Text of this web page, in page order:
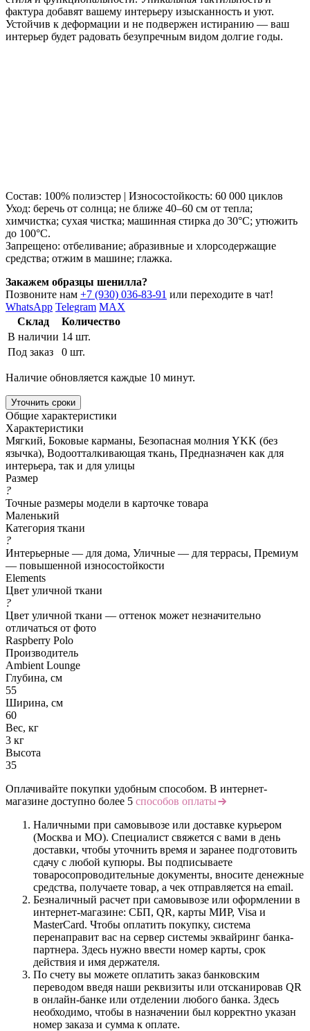
фактура добавят вашему интерьеру изысканность и уют.
Устойчив к деформации и не подвержен истиранию — ваш
интерьер будет радовать безупречным видом долгие годы.
Состав: 100% полиэстер | Износостойкость: 60 000 циклов
Уход: беречь от солнца; не ближе 40–60 см от тепла;
химчистка; сухая чистка; машинная стирка до 30°C; утюжить
до 100°C.
Запрещено: отбеливание; абразивные и хлорсодержащие
средства; отжим в машине; глажка.
Закажем образцы шенилла?
Позвоните нам +7 (930) 036-83-91 или переходите в чат!
WhatsApp Telegram MAX
Склад
Количество
В наличии 14 шт.
Под заказ
0 шт.
Наличие обновляется каждые 10 минут.
Уточнить сроки
Общие характеристики
Характеристики
Мягкий, Боковые карманы, Безопасная молния YKK (без
язычка), Водоотталкивающая ткань, Предназначен как для
интерьера, так и для улицы
Размер
?
Точные размеры модели в карточке товара
Маленький
Категория ткани
?
Интерьерные — для дома, Уличные — для террасы, Премиум
— повышенной износостойкости
Elements
Цвет уличной ткани
?
Цвет уличной ткани — оттенок может незначительно
отличаться от фото
Raspberry Polo
Производитель
Ambient Lounge
Глубина, см
55
Ширина, см
60
Вес, кг
3 кг
Высота
35
Оплачивайте покупки удобным способом. В интернет-
магазине доступно более 5 способов оплаты
Наличными при самовывозе или доставке курьером
(Москва и МО). Специалист свяжется с вами в день
доставки, чтобы уточнить время и заранее подготовить
сдачу с любой купюры. Вы подписываете
товаросопроводительные документы, вносите денежные
средства, получаете товар, а чек отправляется на email.
Безналичный расчет при самовывозе или оформлении в
интернет-магазине: СБП, QR, карты МИР, Visa и
MasterCard. Чтобы оплатить покупку, система
перенаправит вас на сервер системы эквайринг банка-
партнера. Здесь нужно ввести номер карты, срок
действия и имя держателя.
По счету вы можете оплатить заказ банковским
переводом введя наши реквизиты или отсканировав QR
в онлайн-банке или отделении любого банка. Здесь
необходимо, чтобы в назначении был корректно указан
номер заказа и сумма к оплате.